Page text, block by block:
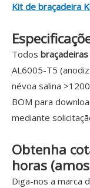
Kit de braçadeira
Todos
AL6005-T5
névoa salina
BOM para
mediante
Obtenha
horas
Diga-nos a marca